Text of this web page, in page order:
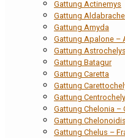
Gattung Actinemys
Gattung
Gattung Amyda
Gattung Apalone –
Gattung Astrochelys
Gattung Batagur
Gattung Caretta
Gattung
Gattung
Gattung Chelonia –
Gattung Chelonoidis
Gattung Chelus –